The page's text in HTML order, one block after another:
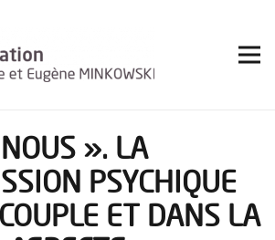
». LA
PSYCHIQUE
ET DANS LA